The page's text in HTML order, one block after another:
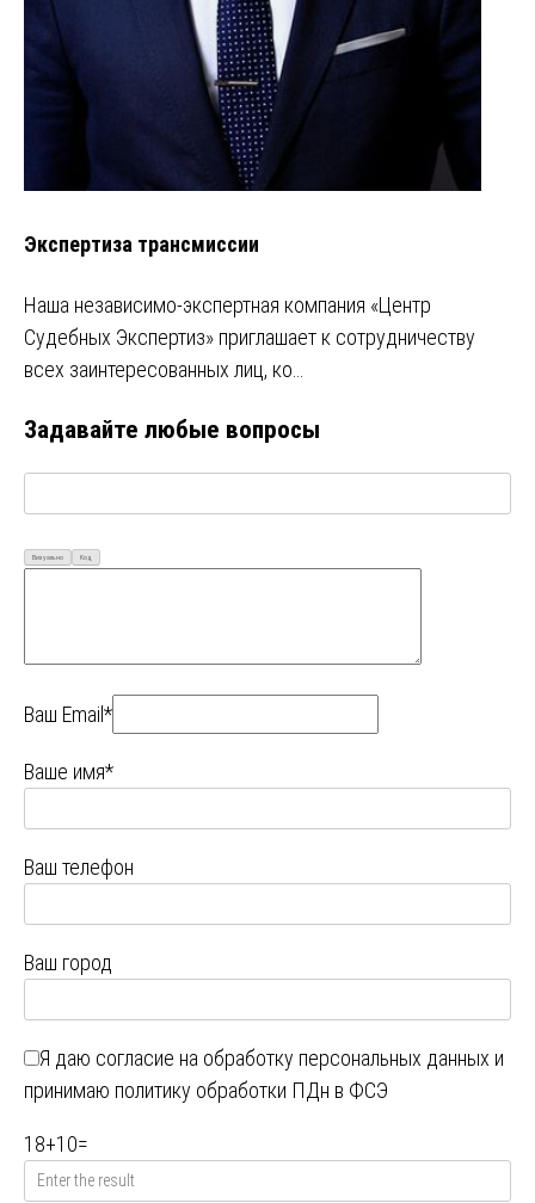
Экспертиза трансмиссии
Наша независимо-экспертная компания «Центр
Судебных Экспертиз» приглашает к сотрудничеству
всех заинтересованных лиц, ко…
Задавайте любые вопросы
Визуально Код
Ваш Email*
Ваше имя*
Ваш телефон
Ваш город
Я даю согласие на обработку персональных данных и
принимаю политику обработки ПДн в ФСЭ
18+10=